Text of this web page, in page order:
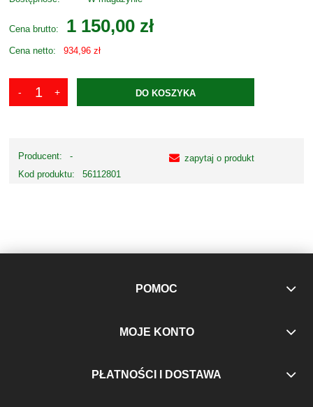
Cena brutto: 1 150,00 zł
Cena netto: 934,96 zł
DO KOSZYKA
Producent:
-
Kod produktu:
56112801
zapytaj o produkt
POMOC
MOJE KONTO
PŁATNOŚCI I DOSTAWA